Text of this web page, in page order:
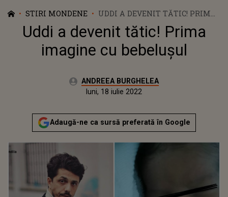
STIRI MONDENE
UDDI A DEVENIT TĂTIC! PRIMA
IMAGINE CU BEBELUȘUL
Uddi a devenit tătic! Prima
imagine cu bebelușul
Autor:ANDREEA BURGHELEA
miercuri, 6 ianuarie 2021Actualizat:
luni, 18 iulie 2022
Adaugă-ne ca sursă preferată în Google